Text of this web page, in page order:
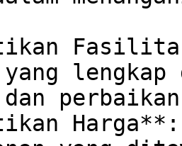
lengkap
dan
Harga**: